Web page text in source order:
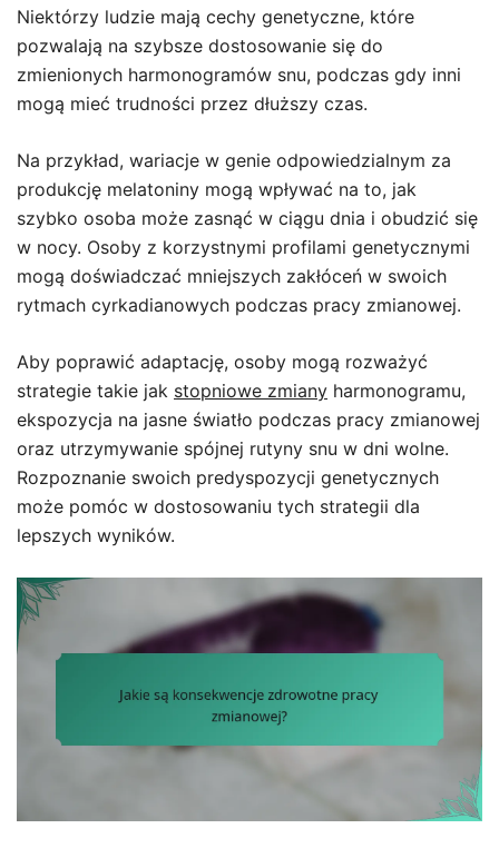
Niektórzy ludzie mają cechy genetyczne, które
pozwalają na szybsze dostosowanie się do
zmienionych harmonogramów snu, podczas gdy inni
mogą mieć trudności przez dłuższy czas.
Na przykład, wariacje w genie odpowiedzialnym za
produkcję melatoniny mogą wpływać na to, jak
szybko osoba może zasnąć w ciągu dnia i obudzić się
w nocy. Osoby z korzystnymi profilami genetycznymi
mogą doświadczać mniejszych zakłóceń w swoich
rytmach cyrkadianowych podczas pracy zmianowej.
Aby poprawić adaptację, osoby mogą rozważyć
strategie takie jak stopniowe zmiany harmonogramu,
ekspozycja na jasne światło podczas pracy zmianowej
oraz utrzymywanie spójnej rutyny snu w dni wolne.
Rozpoznanie swoich predyspozycji genetycznych
może pomóc w dostosowaniu tych strategii dla
lepszych wyników.